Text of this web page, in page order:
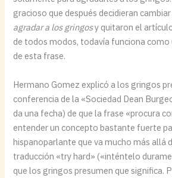
gracioso que después decidieran
agradar a los gringosy quitaron el
de todos modos, todavía funciona como
de esta frase.
Hermano Gomez explicó a los gringos
conferencia de la «Sociedad Dean
da una fecha) de que la frase «procura
entender un concepto bastante fuerte
hispanoparlante que va mucho más allá
traducción «try hard» («inténtelo
que los gringos presumen que significa.